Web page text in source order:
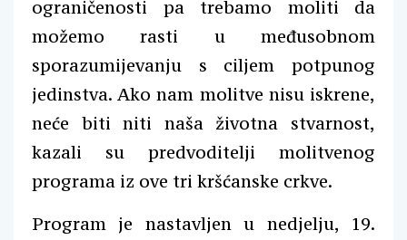
ograničenosti pa trebamo moliti da
možemo rasti u međusobnom
sporazumijevanju s ciljem potpunog
jedinstva. Ako nam molitve nisu iskrene,
neće biti niti naša životna stvarnost,
kazali su predvoditelji molitvenog
programa iz ove tri kršćanske crkve.
Program je nastavljen u nedjelju, 19.